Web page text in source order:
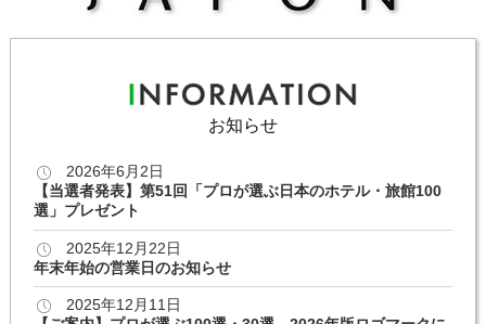
お知らせ
2026年6月2日
【当選者発表】第51回「プロが選ぶ日本のホテル・旅館100
選」プレゼント
2025年12月22日
年末年始の営業日のお知らせ
2025年12月11日